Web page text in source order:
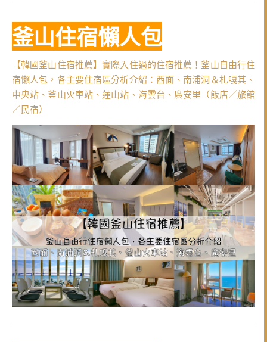
釜山住宿懶人包
【韓國釜山住宿推薦】實際入住過的住宿推薦！釜山自由行住
宿懶人包，各主要住宿區分析介紹：西面、南浦洞＆札嘎其、
中央站、釜山火車站、蓮山站、海雲台、廣安里（飯店／旅館
／民宿）